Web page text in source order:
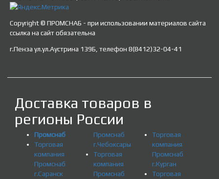
Copyright © ПРОМСНАБ - при использовании материалов сайта
ссылка на сайт обязательна
г.Пенза ул.ул.Аустрина 139Б, телефон 8(8412)32-04-41
Доставка товаров в
регионы России
Промснаб
Торговая
компания
Промснаб
г.Саранск
Промснаб
г.Чебоксары
Торговая
компания
Промснаб
Торговая
компания
Промснаб
г.Курган
Торговая